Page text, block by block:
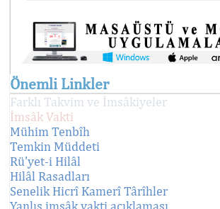
Önemli Linkler
Farklı Takvim ve İmsâkiyeler
İmsâk Vakti
Mühim Tenbîh
Temkin Müddeti
Rü'yet-i Hilâl
Hilâl Rasadları
Senelik Hicrî Kamerî Târîhler
Yanlış imsâk vakti açıklaması